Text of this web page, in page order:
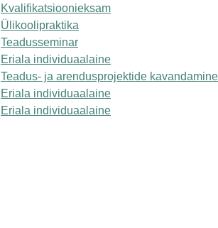
Kvalifikatsioonieksam
Ülikoolipraktika
Teadusseminar
Eriala individuaalaine
Teadus- ja arendusprojektide
Eriala individuaalaine
Eriala individuaalaine